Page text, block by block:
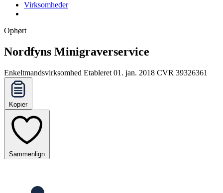
Virksomheder
Ophørt
Nordfyns Minigraverservice
Enkeltmandsvirksomhed Etableret 01. jan. 2018 CVR 39326361
Kopier
Sammenlign